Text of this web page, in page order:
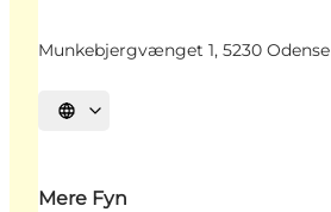
Munkebjergvænget 1, 5230 Odense
Vælg sprog
Mere Fyn